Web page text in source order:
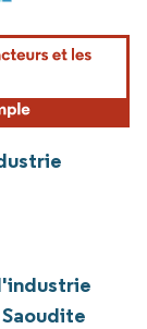
attribution sous CC BY